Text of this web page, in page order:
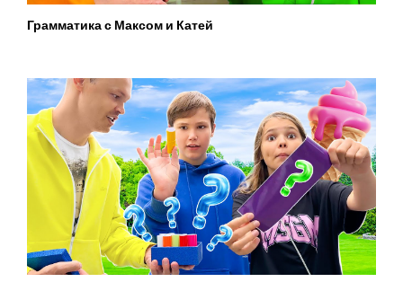
Грамматика с Максом и Катей